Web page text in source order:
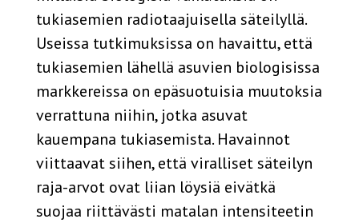
tukiasemien radiotaajuisella säteilyllä.
Useissa tutkimuksissa on havaittu, että
tukiasemien lähellä asuvien biologisissa
markkereissa on epäsuotuisia muutoksia
verrattuna niihin, jotka asuvat
kauempana tukiasemista. Havainnot
viittaavat siihen, että viralliset säteilyn
raja-arvot ovat liian löysiä eivätkä
suojaa riittävästi matalan intensiteetin